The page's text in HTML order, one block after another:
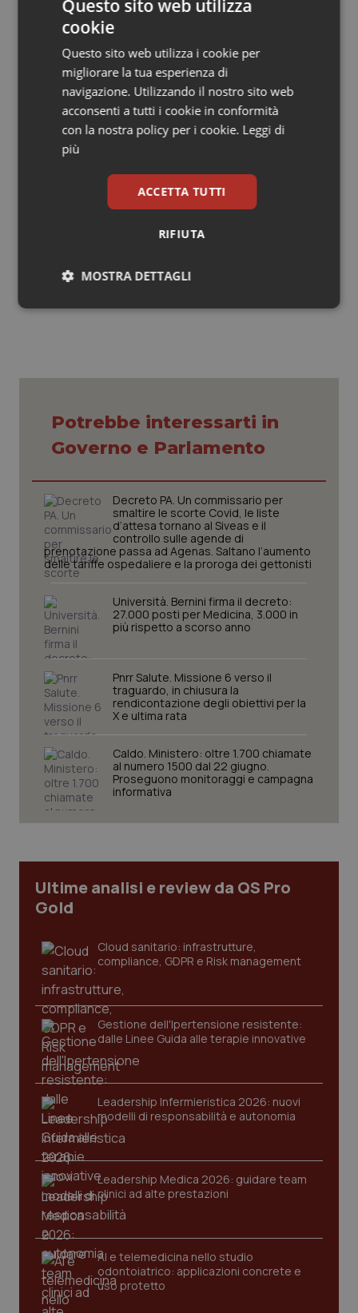
tre provvedimenti relativi alla relazione dell’Istituto
Superiore di Sanità sulle attività svolte nell’ambito del
Programma di prioritizzazione del Sistema Nazionale
Linee Guida (SNLG) relativamente agli anni
2020-2021 eal2022.
Rinviata invece l‘Informativa, ai sensi dell’articolo 2,
comma 1, lettera e), del decreto legislativo 28 agosto
1997, n. 281, concernente “Piano nazionale di
comunicazione del rischio pandemico 2023-2028”. Un
piano sul quale le Regioni avevano espresso non pochi
06 Dicembre 2023
Potrebbe interessarti in
Governo e Parlamento
Decreto PA. Un commissario per
smaltire le scorte Covid, le liste
d’attesa tornano al Siveas e il
controllo sulle agende di
prenotazione passa ad Agenas. Saltano l’aumento
delle tariffe ospedaliere e la proroga dei gettonisti
Università. Bernini firma il decreto:
27.000 posti per Medicina, 3.000 in
più rispetto a scorso anno
Pnrr Salute. Missione 6 verso il
traguardo, in chiusura la
rendicontazione degli obiettivi per la
X e ultima rata
Caldo. Ministero: oltre 1.700 chiamate
al numero 1500 dal 22 giugno.
Proseguono monitoraggi e campagna
informativa
Ultime analisi e review da QS Pro
Gold
Cloud sanitario: infrastrutture,
compliance, GDPR e Risk management
Gestione dell'Ipertensione resistente:
dalle Linee Guida alle terapie innovative
Leadership Infermieristica 2026: nuovi
modelli di responsabilità e autonomia
Leadership Medica 2026: guidare team
clinici ad alte prestazioni
AI e telemedicina nello studio
odontoiatrico: applicazioni concrete e
uso protetto
Questo sito web utilizza
cookie
Questo sito web utilizza i cookie per
migliorare la tua esperienza di
navigazione. Utilizzando il nostro sito web
acconsenti a tutti i cookie in conformità
con la nostra policy per i cookie. Leggi di
più
ACCETTA TUTTI
RIFIUTA
MOSTRA DETTAGLI
Necessari Statistici Marketing
Necessari Statistici Marketing
I cookie necessari contribuiscono a rendere fruibile il
funzionare correttamente senza questi cookie.
Nome
Fornitore / Dominio
VISITOR_PRIVACY_METADATA
YouTube
.youtube.com
CookieScriptConsent
tracking-sites-ironfish-
tracking-enable
www.quotidianosanita.it
tracking-sites-ironfish-
session-id
www.quotidianosanita.it
_ga
Google LLC